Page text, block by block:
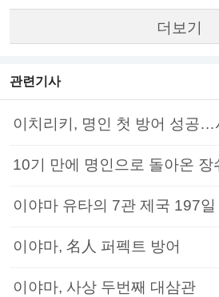
더보기
관련기사
이치리키, 명인 첫 방어 성공…
10기 만에 명인으로 돌아온 장
이야마 유타의 7관 제국 197
이야마, 名人 퍼펙트 방어
이야마, 사상 두번째 대삼관